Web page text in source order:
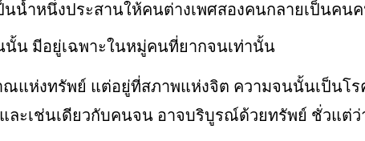
นน้ำหนึ่งประสานให้คนต่างเพศสองคนกลายเป็นคน
นั้น มีอยู่เฉพาะในหมู่คนที่ยากจนเท่านั้น
แห่งทรัพย์ แต่อยู่ที่สภาพแห่งจิต ความจนนั้นเป็นโร
ละเช่นเดียวกับคนจน อาจบริบูรณ์ด้วยทรัพย์ ชั่วแต่